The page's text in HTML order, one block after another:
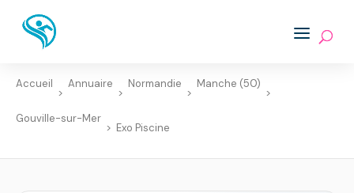
Accueil
>
Annuaire
>
Normandie
>
Manche (50)
>
Gouville-sur-Mer
> Exo Piscine